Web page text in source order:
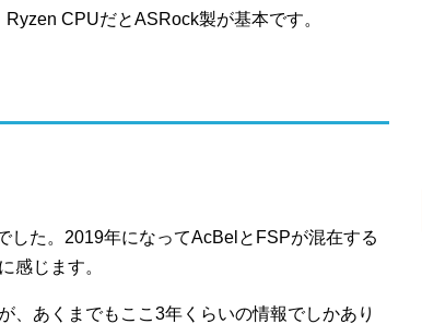
CPUだとASRock製が基本です。
した。2019年になってAcBelとFSPが混在する
感じます。
、あくまでもここ3年くらいの情報でしかあり